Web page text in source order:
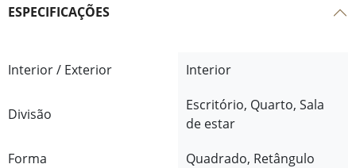
ESPECIFICAÇÕES
Interior / Exterior Interior
Divisão
Escritório, Quarto, Sala
de estar
Forma
Quadrado, Retângulo